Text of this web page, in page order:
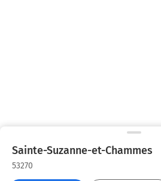
Sainte-Suzanne-et-Chammes
53270